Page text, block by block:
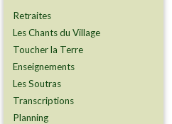
Retraites
Les Chants du Village
Toucher la Terre
Enseignements
Les Soutras
Transcriptions
Planning